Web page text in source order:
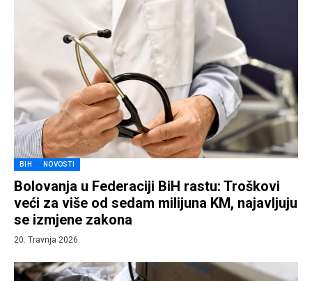
BIH NOVOSTI
Bolovanja u Federaciji BiH rastu: Troškovi
veći za više od sedam milijuna KM, najavljuju
se izmjene zakona
20. Travnja 2026.